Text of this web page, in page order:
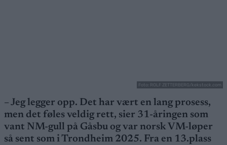
Foto: ROLF ZETTERBERG/kekstock.com
– Jeg legger opp. Det har vært en lang prosess,
men det føles veldig rett, sier 31-åringen som
vant NM-gull på Gåsbu og var norsk VM-løper
så sent som i Trondheim 2025. Fra en 13.plass